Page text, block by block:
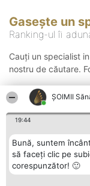
ŞOIMII
19:44
Bună, suntem
să faceți clic pe
corespunzător! 🙂
Gasește un
Ranking-ul îi
Cauți un specialist
nostru de căutare.